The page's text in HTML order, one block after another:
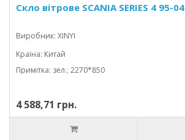
Скло вітрове SCANIA SERIES 4 95-04
Виробник: XINYI
Країна: Китай
Примітка: зел.; 2270*850
4 588,71 грн.